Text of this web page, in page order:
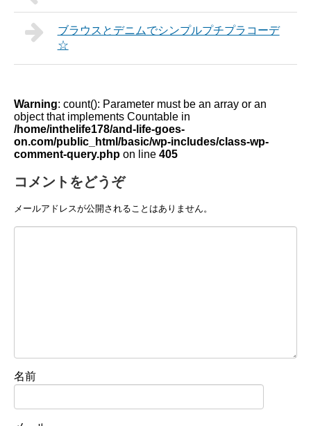
ブラウスとデニムでシンプルプチプラコーデ
☆
Warning: count(): Parameter must be an array or an
object that implements Countable in
/home/inthelife178/and-life-goes-
on.com/public_html/basic/wp-includes/class-wp-
comment-query.php on line 405
コメントをどうぞ
メールアドレスが公開されることはありません。
名前